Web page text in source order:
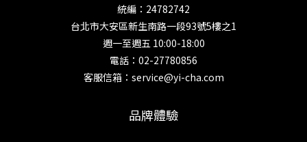
統編：24782742
台北市大安區新生南路一段93號5樓之1
週一至週五 10:00-18:00
電話：02-27780856
客服信箱：service@yi-cha.com
品牌體驗